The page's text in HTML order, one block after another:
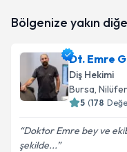
Bölgenize yakın
Dt. Emre
Diş Hekimi
Bursa, Nilüfer
5 (178
Doktor Emre bey ve
şekilde...